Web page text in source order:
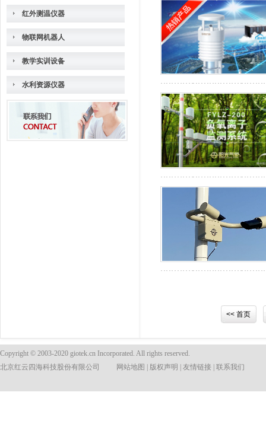
红外测温仪器
物联网机器人
教学实训设备
水利资源仪器
<< 首页
Copyright © 2003-2020 giotek.cn Incorporated. All rights reserved.
北京红云四海科技股份有限公司
网站地图 版权声明 友情链接 联系我们